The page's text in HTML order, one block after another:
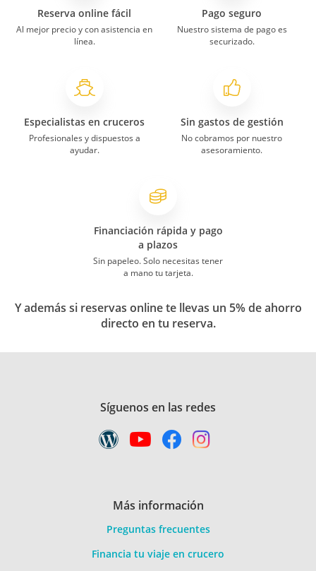
Reserva online fácil
Al mejor precio y con asistencia en
línea.
Pago seguro
Nuestro sistema de pago es
securizado.
Especialistas en cruceros
Profesionales y dispuestos a
ayudar.
Sin gastos de gestión
No cobramos por nuestro
asesoramiento.
Financiación rápida y pago
a plazos
Sin papeleo. Solo necesitas tener
a mano tu tarjeta.
Y además si reservas online te llevas un 5% de ahorro
directo en tu reserva.
Síguenos en las redes
Más información
Preguntas frecuentes
Financia tu viaje en crucero